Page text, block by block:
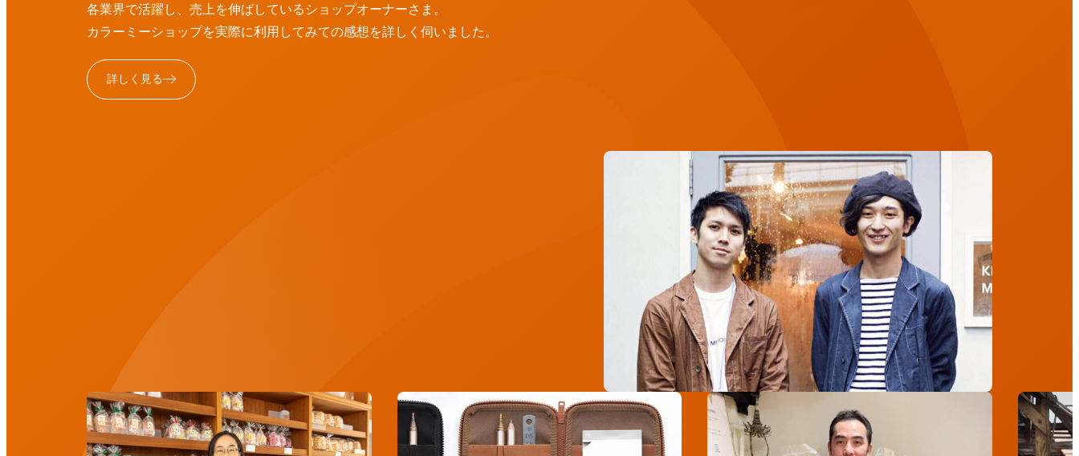
各業界で活躍し、売上を伸ばしているショップオーナーさま。
カラーミーショップを実際に利用してみての感想を詳しく伺いました。
詳しく見る